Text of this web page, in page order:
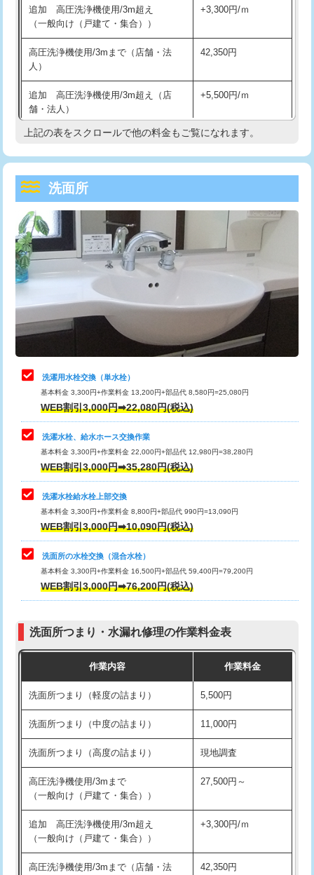
マス交換（深さ50㎝以上） 66,000円
コンクリート斫り（厚さ10㎝まで） 27,500円
コンクリート斫り（厚さ10㎝超え）
モルタル補修（厚さ10㎝まで）
モルタル補修（厚さ10㎝超え） 38,500円
洗面台設置 38,500円
追加人工
廃棄・処分 現場見積
※給水管工事は20mmまでの価格です。
持込商品取付（混合水栓） 16,500円
給水管工事※（ホール加工)
給水管工事※（バンド止め) 3,300円
給水管工事※（支持金具設置) 5,500円
給水管工事※（保温材使用（バンド止
め込み）)
5,500円
給水管工事※（土の掘削・埋め戻し作
業)
11,000円
給水管工事※（塩ビ管（VP・HI）使
用/3ｍまで)
33,000円
給水管工事※（塩ビ管（VP・HI）使
用（追加）/3ｍ超え)
給水管工事※（ライニング鋼管・銅
管・ポリ管・HT管使用/3ｍまで)
44,000円
給水管工事※（ライニング鋼管・銅
管・ポリ管・HT管使用/3ｍ超え)
排水管工事（土の掘削・埋め戻し作
業）
排水管工事（排水管工事/3ｍまで） 55,000円
排水管工事（追加 排水管工事/3ｍ超
え）
マス交換（土の掘削・埋め戻し作業）
マス交換（深さ50㎝未満）
マス交換（深さ50㎝以上）
モルタル補修（厚さ10㎝まで） 27,500円
モルタル補修（厚さ10㎝超え） 38,500円
洗面台設置 38,500円
バスタブ設置 現場見積
追加人工 16,500円
廃棄・処分
※給水管工事は20mmまでの価格です。
追加 高圧洗浄機使用/3m超え
（一般向け（戸建て・集合））
+3,300円/ｍ
高圧洗浄機使用/3mまで（店舗・法
人）
42,350円
追加 高圧洗浄機使用/3m超え（店
舗・法人）
+5,500円/ｍ
高度高圧洗浄換 現地調査
トーラー機使用/3mまで
追加トーラー機使用/3m超え +3,300円
カメラ調査 33,000円
桝清掃
止水・漏水調査・防水処理・清掃・修
理・調整・分解・加工など（軽作業）
11,000円
止水・漏水調査・防水処理・清掃・修
理・調整・分解・加工など（中作業）
22,000円
止水・漏水調査・防水処理・清掃・修
理・調整・分解・加工など（重作業）
33,000円
キッチンタンク脱着
その他部品の脱着
交換・取付（タンク）
交換・取付(単水栓（壁付・デッキ
式）)
交換・取付(混合水栓（壁付・デッキ
式・ワンホール）)
16,500円+材料費
（P/S/ポップアップ））
交換・取付（その他部品） 11,000円+材料費
持込商品取付（単水栓） 13,200円
持込商品取付（混合水栓） 16,500円
持込商品取付（浄水器・分岐水栓） 16,500円
給水管工事※（ホール加工) 16,500円
給水管工事※（バンド止め)
給水管工事※（支持金具設置) 5,500円
給水管工事※（保温材使用（バンド止
め込み）)
5,500円
上記の表をスクロールで他の料金もご覧になれます。
洗面所
洗濯用水栓交換（単水栓）
基本料金 3,300円+作業料金 13,200円+部品代 8,580円=25,080円
WEB割引3,000円➡22,080円(税込)
洗濯水栓、給水ホース交換作業
基本料金 3,300円+作業料金 22,000円+部品代 12,980円=38,280円
WEB割引3,000円➡35,280円(税込)
洗濯水栓給水栓上部交換
基本料金 3,300円+作業料金 8,800円+部品代 990円=13,090円
WEB割引3,000円➡10,090円(税込)
洗面所の水栓交換（混合水栓）
基本料金 3,300円+作業料金 16,500円+部品代 59,400円=79,200円
WEB割引3,000円➡76,200円(税込)
洗面所つまり・水漏れ修理の作業料金表
作業内容 作業料金
洗面所つまり（軽度の詰まり） 5,500円
洗面所つまり（中度の詰まり） 11,000円
洗面所つまり（高度の詰まり） 現地調査
高圧洗浄機使用/3mまで
（一般向け（戸建て・集合））
27,500円～
追加 高圧洗浄機使用/3m超え
（一般向け（戸建て・集合））
+3,300円/ｍ
高圧洗浄機使用/3mまで（店舗・法
42,350円